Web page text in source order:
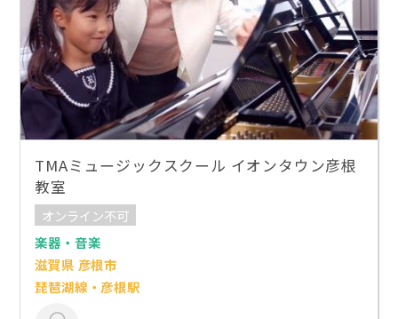
TMAミュージックスクール イオンタウン彦根
教室
オンライン不可
楽器・音楽
滋賀県 彦根市
琵琶湖線・彦根駅